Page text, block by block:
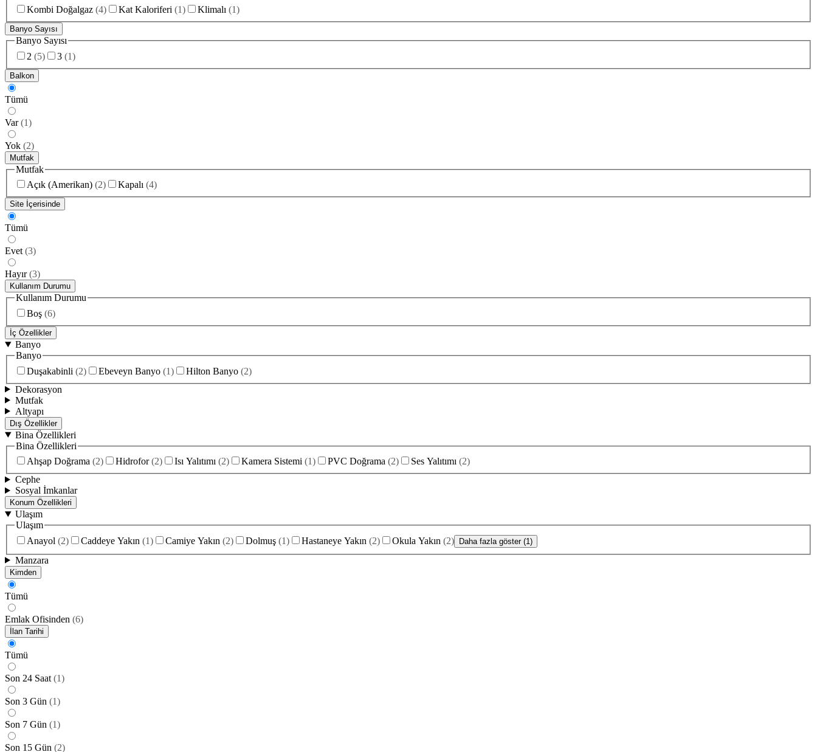
Kombi Doğalgaz (4) Kat Kaloriferi (1) Klimalı (1)
Banyo Sayısı
Banyo Sayısı
2 (5) 3 (1)
Balkon
Tümü
Var (1)
Yok (2)
Mutfak
Mutfak
Açık (Amerikan) (2) Kapalı (4)
Site İçerisinde
Tümü
Evet (3)
Hayır (3)
Kullanım Durumu
Kullanım Durumu
Boş (6)
İç Özellikler
Banyo
Banyo
Duşakabinli (2) Ebeveyn Banyo (1) Hilton Banyo (2)
Dekorasyon
Mutfak
Altyapı
Dış Özellikler
Bina Özellikleri
Bina Özellikleri
Ahşap Doğrama (2) Hidrofor (2) Isı Yalıtımı (2) Kamera Sistemi (1) PVC Doğrama (2) Ses Yalıtımı (2)
Cephe
Sosyal İmkanlar
Konum Özellikleri
Ulaşım
Ulaşım
Anayol (2) Caddeye Yakın (1) Camiye Yakın (2) Dolmuş (1) Hastaneye Yakın (2) Okula Yakın (2) Daha fazla göster (1)
Manzara
Kimden
Tümü
Emlak Ofisinden (6)
İlan Tarihi
Tümü
Son 24 Saat (1)
Son 3 Gün (1)
Son 7 Gün (1)
Son 15 Gün (2)